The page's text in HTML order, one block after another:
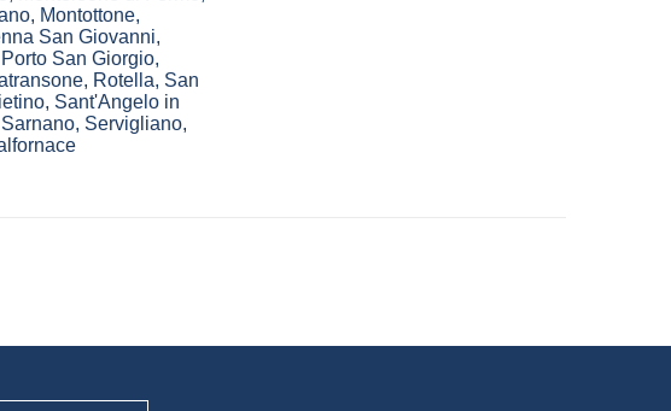
, Montottone,
San Giovanni,
Porto San Giorgio,
, Rotella, San
, Sant'Angelo in
Sarnano, Servigliano,